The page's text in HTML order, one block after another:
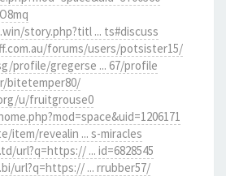
story.php?titl ... ts#discuss
forums/users/potsister15/
profile/gregerse ... 67/profile
bitetemper80/
u/fruitgrouse0
item/revealin ... s-miracles
url?q=https:// ... id=6828545
url?q=https:// ... rrubber57/